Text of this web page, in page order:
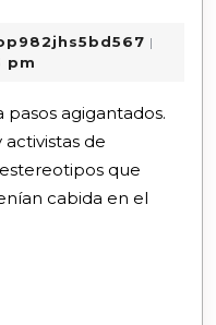
|
pm
agigantados.
de
que
cabida en el